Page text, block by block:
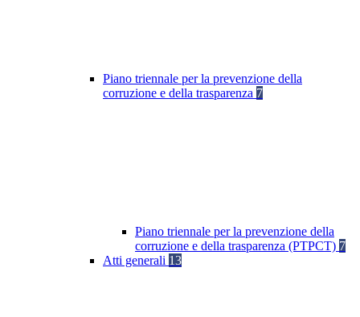
Piano triennale per la prevenzione della
corruzione e della trasparenza 7
Piano triennale per la prevenzione della
corruzione e della trasparenza (PTPCT) 7
Atti generali 13